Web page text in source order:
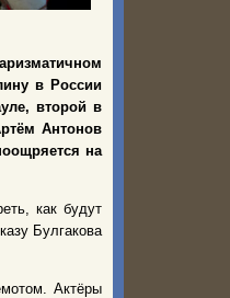
в России
второй в
Антонов
на
как будут
Булгакова
Актёры